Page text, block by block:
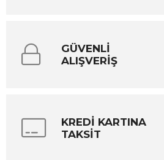
GÜVENLİ
ALIŞVERİŞ
KREDİ KARTINA
TAKSİT